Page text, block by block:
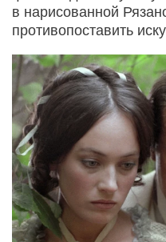
в нарисованной
противопоставить